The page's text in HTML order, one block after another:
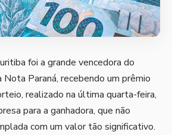
foi a grande vencedora do
Paraná, recebendo um prêmio
realizado na última quarta-feira,
para a ganhadora, que não
com um valor tão significativo.